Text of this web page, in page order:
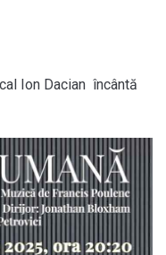
Ion Dacian încântă